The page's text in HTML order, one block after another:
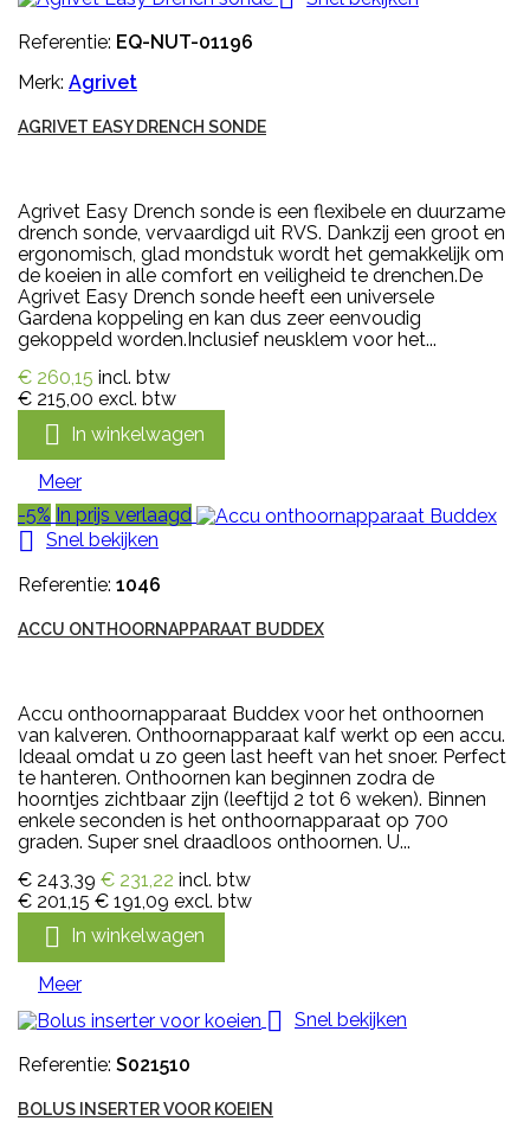
Referentie: EQ-NUT-01196
Merk: Agrivet
AGRIVET EASY DRENCH SONDE
Agrivet Easy Drench sonde is een flexibele en duurzame
drench sonde, vervaardigd uit RVS. Dankzij een groot en
ergonomisch, glad mondstuk wordt het gemakkelijk om
de koeien in alle comfort en veiligheid te drenchen.De
Agrivet Easy Drench sonde heeft een universele
Gardena koppeling en kan dus zeer eenvoudig
gekoppeld worden.Inclusief neusklem voor het...
€ 260,15 incl. btw
€ 215,00 excl. btw
 In winkelwagen
Meer
-5% In prijs verlaagd

Snel bekijken
Referentie: 1046
ACCU ONTHOORNAPPARAAT BUDDEX
Accu onthoornapparaat Buddex voor het onthoornen
van kalveren. Onthoornapparaat kalf werkt op een accu.
Ideaal omdat u zo geen last heeft van het snoer. Perfect
te hanteren. Onthoornen kan beginnen zodra de
hoorntjes zichtbaar zijn (leeftijd 2 tot 6 weken). Binnen
enkele seconden is het onthoornapparaat op 700
graden. Super snel draadloos onthoornen. U...
€ 243,39 € 231,22 incl. btw
€ 201,15 € 191,09 excl. btw
 In winkelwagen
Meer

Snel bekijken
Referentie: S021510
BOLUS INSERTER VOOR KOEIEN